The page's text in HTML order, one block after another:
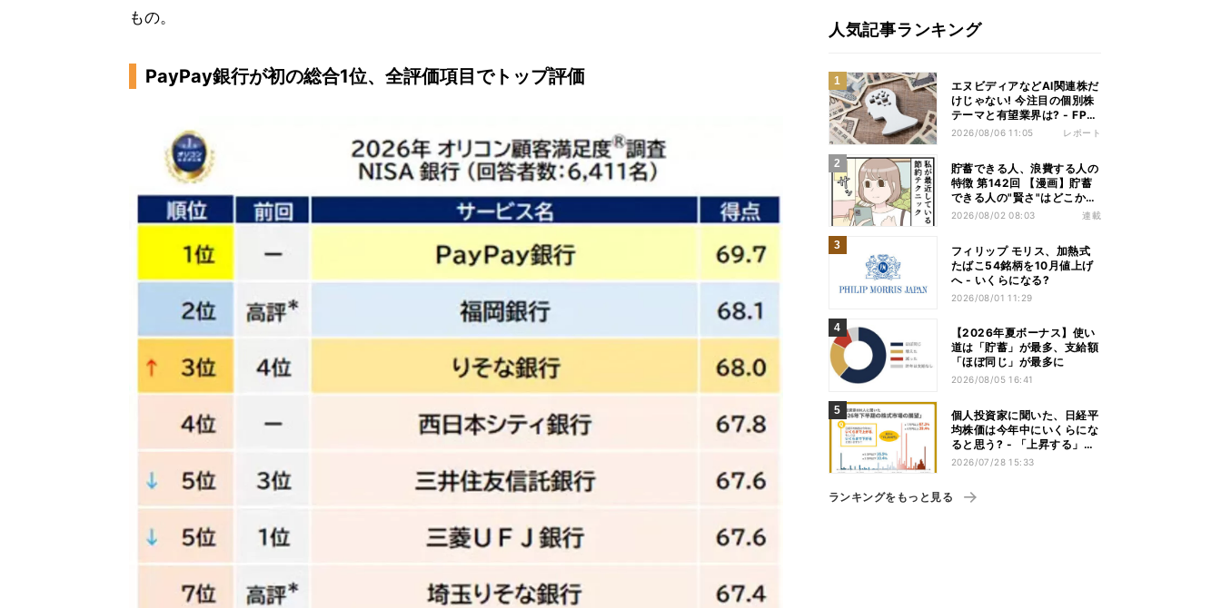
もの。
PayPay銀行が初の総合1位、全評価項目でトップ評価
人気記事ランキング
エヌビディアなどAI関連株だ
けじゃない! 今注目の個別株
テーマと有望業界は? - FP解
説
2026/08/06 11:05 レポート
貯蓄できる人、浪費する人の
特徴 第142回 【漫画】貯蓄
できる人の"賢さ"はどこか
ら? スーパーでの意外な習慣
2026/08/02 08:03 連載
フィリップ モリス、加熱式
たばこ54銘柄を10月値上げ
へ - いくらになる?
2026/08/01 11:29
【2026年夏ボーナス】使い
道は「貯蓄」が最多、支給額
「ほぼ同じ」が最多に
2026/08/05 16:41
個人投資家に聞いた、日経平
均株価は今年中にいくらにな
ると思う? - 「上昇する」は
7割、最多予想は
2026/07/28 15:33
ランキングをもっと見る